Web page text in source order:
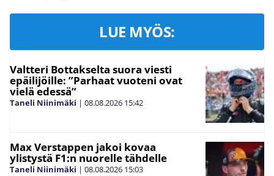
LUE MYÖS:
Valtteri Bottakselta suora viesti
epäilijöille: ”Parhaat vuoteni ovat
vielä edessä”
Taneli Niinimäki | 08.08.2026 15:42
Max Verstappen jakoi kovaa
ylistystä F1:n nuorelle tähdelle
Taneli Niinimäki | 08.08.2026 15:03